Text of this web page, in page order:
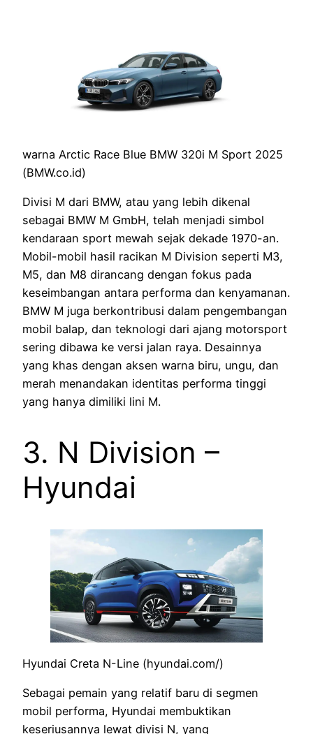
warna Arctic Race Blue BMW 320i M Sport 2025
(BMW.co.id)
Divisi M dari BMW, atau yang lebih dikenal
sebagai BMW M GmbH, telah menjadi simbol
kendaraan sport mewah sejak dekade 1970-an.
Mobil-mobil hasil racikan M Division seperti M3,
M5, dan M8 dirancang dengan fokus pada
keseimbangan antara performa dan kenyamanan.
BMW M juga berkontribusi dalam pengembangan
mobil balap, dan teknologi dari ajang motorsport
sering dibawa ke versi jalan raya. Desainnya
yang khas dengan aksen warna biru, ungu, dan
merah menandakan identitas performa tinggi
yang hanya dimiliki lini M.
3. N Division –
Hyundai
Hyundai Creta N-Line (hyundai.com/)
Sebagai pemain yang relatif baru di segmen
mobil performa, Hyundai membuktikan
keseriusannya lewat divisi N, yang